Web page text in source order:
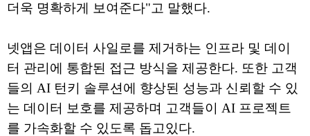
더욱 명확하게 보여준다"고 말했다.
넷앱은 데이터 사일로를 제거하는 인프라 및 데이
터 관리에 통합된 접근 방식을 제공한다. 또한 고객
들의 AI 턴키 솔루션에 향상된 성능과 신뢰할 수 있
는 데이터 보호를 제공하며 고객들이 AI 프로젝트
를 가속화할 수 있도록 돕고있다.